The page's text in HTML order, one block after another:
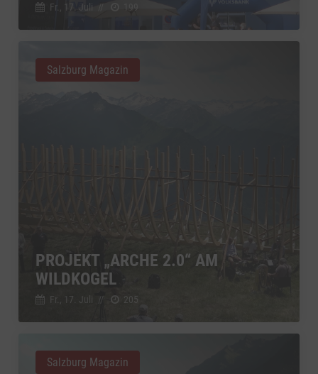
Fr., 17. Juli // 199
PROJEKT „ARCHE 2.0“ AM
WILDKOGEL
Fr., 17. Juli // 205
Salzburg Magazin
Salzburg Magazin